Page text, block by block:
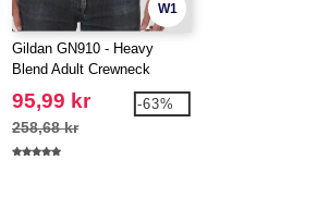
W1
Gildan GN910 - Heavy
Blend Adult Crewneck
Sweatshirt
95,99 kr
258,68 kr
-63%